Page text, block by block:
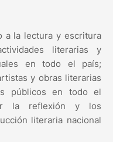
a la lectura y escritura
literarias y
en todo el país;
y obras literarias
públicos en todo el
la reflexión y los
literaria nacional